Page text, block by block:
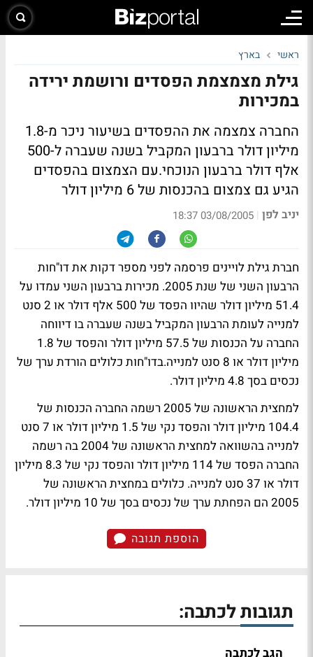
ראשי בארץ
גילת מצמצמת הפסדים ורושמת ירידה
במכירות
החברה צמצמה את ההפסדים בשיעור ניכר מ-1.8
מיליון דולר ברבעון המקביל בשנה שעברה ל-500
אלף דולר ברבעון הנוכחי.עם הצמצום בהפסדים
הגיע גם צמצום בהכנסות של 6 מיליון דולר
יניב לפן |
03/08/2005 18:37
חברת גילת לויינים פרסמה לפני מספר דקות את דו"חות
הרבעון השני של שנת 2005. מכירות ברבעון השני עמדו על
51.4 מיליון דולר שהיוו הפסד של 500 אלף דולר או 2 סנט
למנייה לעומת הרבעון המקביל בשנה שעברה בו דיווחה
החברה על הכנסות של 57.5 מיליון דולר והפסד של 1.8
מיליון דולר או 8 סנט למנייה.בדו"חות כלולים הורדת ערך של
נכסים בסך 4.8 מיליון דולר.
למחצית הראשונה של 2005 רשמה החברה הכנסות של
104.4 מיליון דולר והפסד נקי של 1.5 מיליון דולר או 7 סנט
למנייה בהשוואה למחצית הראשונה של 2004 בה רשמה
החברה הפסד של 114 מיליון דולר והפסד נקי של 8.3 מיליון
דולר או 37 סנט למנייה. כלולים במחצית הראשונה של
2005 הם הפחתת ערך של נכסים בסך של 10 מיליון דולר.
הוספת תגובה
תגובות לכתבה:
הגב לכתבה